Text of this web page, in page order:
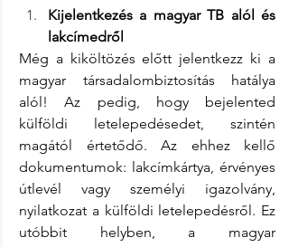
Kijelentkezés a magyar TB alól és
lakcímedről
Még a kiköltözés előtt jelentkezz ki a
magyar társadalombiztosítás hatálya
alól! Az pedig, hogy bejelented
külföldi letelepedésedet, szintén
magától értetődő. Az ehhez kellő
dokumentumok: lakcímkártya, érvényes
útlevél vagy személyi igazolvány,
nyilatkozat a külföldi letelepedésről. Ez
utóbbit helyben, a magyar